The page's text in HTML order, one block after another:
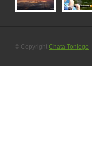
© Copyright Chata Toniego